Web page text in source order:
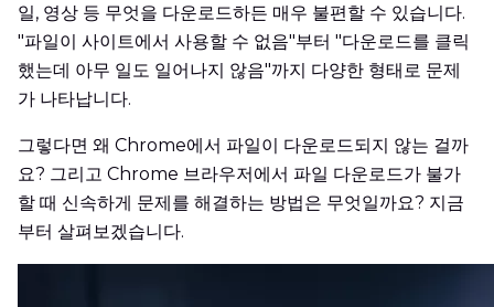
일, 영상 등 무엇을 다운로드하든 매우 불편할 수 있습니다.
"파일이 사이트에서 사용할 수 없음"부터 "다운로드를 클릭
했는데 아무 일도 일어나지 않음"까지 다양한 형태로 문제
가 나타납니다.
그렇다면 왜 Chrome에서 파일이 다운로드되지 않는 걸까
요? 그리고 Chrome 브라우저에서 파일 다운로드가 불가
할 때 신속하게 문제를 해결하는 방법은 무엇일까요? 지금
부터 살펴보겠습니다.